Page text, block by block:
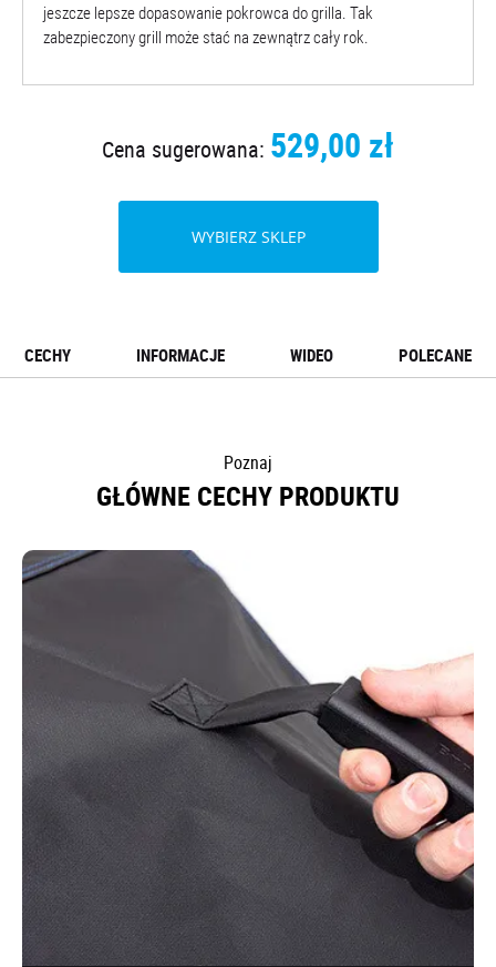
jeszcze lepsze dopasowanie pokrowca do grilla. Tak
zabezpieczony grill może stać na zewnątrz cały rok.
Cena sugerowana: 529,00 zł
WYBIERZ SKLEP
CECHY INFORMACJE WIDEO POLECANE
Poznaj
GŁÓWNE CECHY PRODUKTU